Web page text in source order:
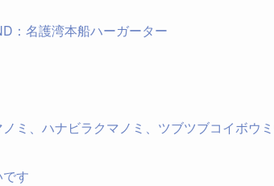
：名護湾本船ハーガーター
ミ、ハナビラクマノミ、ツブツブコイボウ
す